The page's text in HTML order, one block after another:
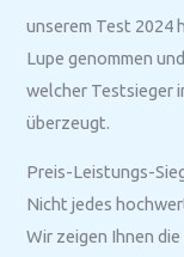
unserem Test 2024
Lupe genommen
welcher Testsieger
überzeugt.
Preis-Leistungs-
Nicht jedes
Wir zeigen Ihnen